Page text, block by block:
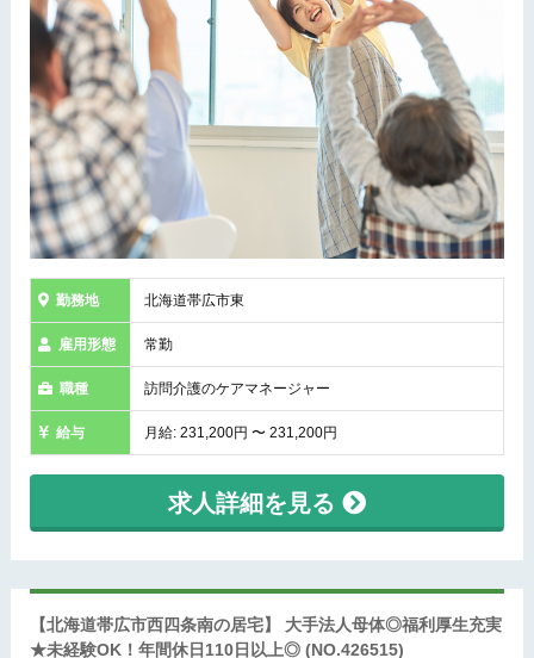
勤務地 北海道帯広市東
雇用形態 常勤
職種 訪問介護のケアマネージャー
給与 月給: 231,200円 〜 231,200円
求人詳細を見る
【北海道帯広市西四条南の居宅】 大手法人母体◎福利厚生充実
★未経験OK！年間休日110日以上◎ (NO.426515)